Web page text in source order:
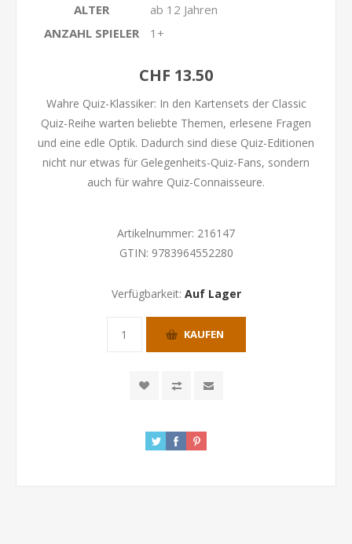
ALTER
ab 12 Jahren
ANZAHL SPIELER
1+
CHF 13.50
Wahre Quiz-Klassiker: In den Kartensets der Classic
Quiz-Reihe warten beliebte Themen, erlesene Fragen
und eine edle Optik. Dadurch sind diese Quiz-Editionen
nicht nur etwas für Gelegenheits-Quiz-Fans, sondern
auch für wahre Quiz-Connaisseure.
Artikelnummer: 216147
GTIN: 9783964552280
Verfügbarkeit: Auf Lager
KAUFEN